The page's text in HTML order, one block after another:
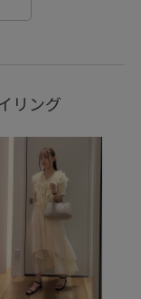
リブ
縮性 光沢感
快適
清涼感
肌馴染が良い
見た目以上の収納
リング